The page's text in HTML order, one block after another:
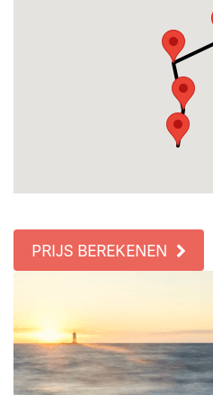
PRIJS BEREKENEN